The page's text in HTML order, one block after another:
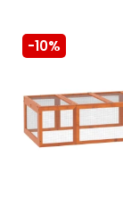
-10%